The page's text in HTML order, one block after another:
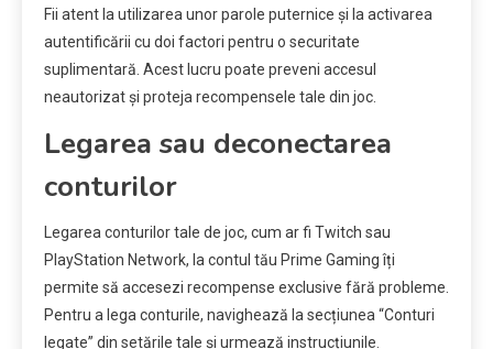
Fii atent la utilizarea unor parole puternice și la activarea
autentificării cu doi factori pentru o securitate
suplimentară. Acest lucru poate preveni accesul
neautorizat și proteja recompensele tale din joc.
Legarea sau deconectarea
conturilor
Legarea conturilor tale de joc, cum ar fi Twitch sau
PlayStation Network, la contul tău Prime Gaming îți
permite să accesezi recompense exclusive fără probleme.
Pentru a lega conturile, navighează la secțiunea “Conturi
legate” din setările tale și urmează instrucțiunile.